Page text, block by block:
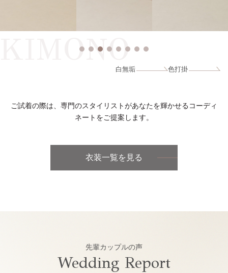
KIMONO
白無垢 色打掛
ご試着の際は、専門のスタイリストがあなたを輝かせるコーディ
ネートをご提案します。
衣装一覧を見る
先輩カップルの声
Wedding Report